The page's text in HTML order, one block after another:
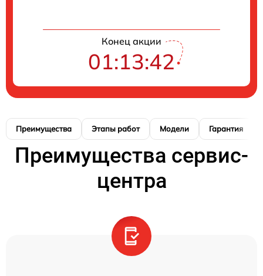
Конец акции
01:13:41
Преимущества Этапы работ Модели Гарантия
Преимущества сервис-
центра